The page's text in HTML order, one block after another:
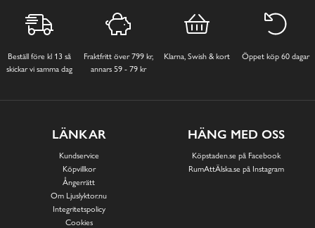
Beställ före kl 13 så
skickar vi samma dag
Fraktfritt över 799 kr,
annars 59 - 79 kr
Klarna, Swish & kort Öppet köp 60 dagar
LÄNKAR
Kundservice
Köpvillkor
Ångerrätt
Om Ljuslyktor.nu
Integritetspolicy
Cookies
HÄNG MED OSS
Köpstaden.se på Facebook
RumAttÄlska.se på Instagram